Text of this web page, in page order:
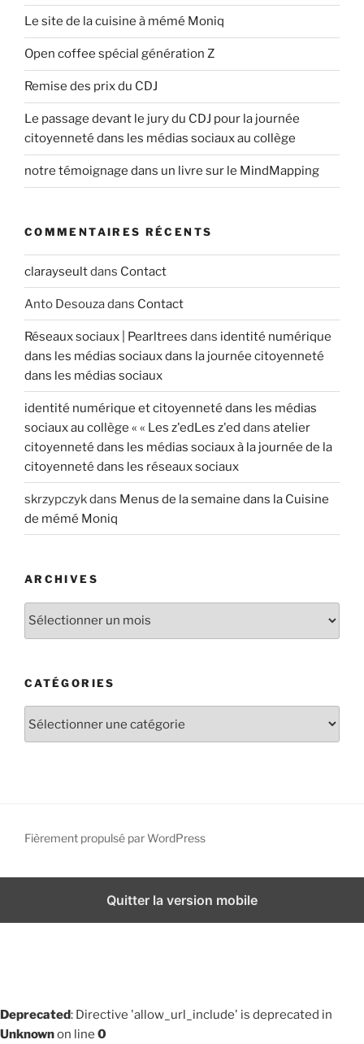
Le site de la cuisine à mémé Moniq
Open coffee spécial génération Z
Remise des prix du CDJ
Le passage devant le jury du CDJ pour la journée
citoyenneté dans les médias sociaux au collège
notre témoignage dans un livre sur le MindMapping
COMMENTAIRES RÉCENTS
clarayseultdans Contact
Anto Desouzadans Contact
Réseaux sociaux | Pearltrees dans identité numérique
dans les médias sociaux dans la journée citoyenneté
dans les médias sociaux
identité numérique et citoyenneté dans les médias
sociaux au collège « « Les z'edLes z'ed dans atelier
citoyenneté dans les médias sociaux à la journée de la
citoyenneté dans les réseaux sociaux
skrzypczykdans Menus de la semaine dans la Cuisine
de mémé Moniq
ARCHIVES
A
i
v
e
CATÉGORIES
r
Fièrement propulsé par WordPress
Quitter la version mobile
Deprecated: Directive 'allow_url_include' is deprecated in
Unknownon line 0